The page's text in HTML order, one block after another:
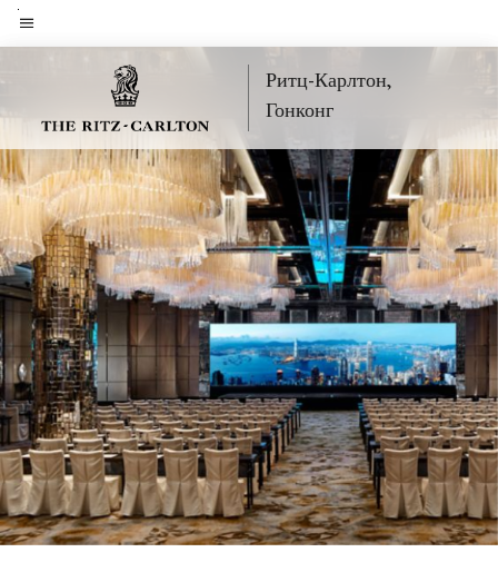
Skip
toТекст меню
Ритц-Карлтон,
Гонконг